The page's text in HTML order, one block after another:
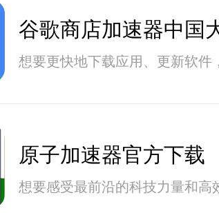
谷歌商店加速器中国
想要更快地下载应用、更新软件
原子加速器官方下载
想要感受最前沿的科技力量和高